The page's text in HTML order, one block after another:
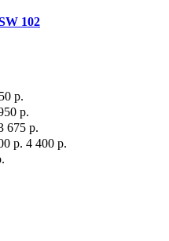
102
р.
р.
675 р.
4 400 р.